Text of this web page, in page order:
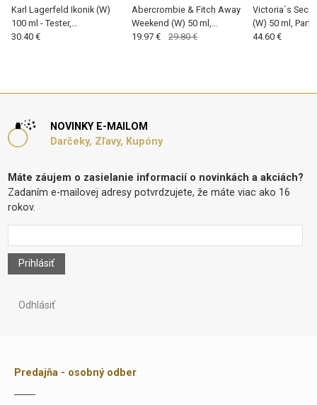
Karl Lagerfeld Ikonik (W)
100 ml - Tester,
Parfumovaná voda
30.40 €
Abercrombie & Fitch Away
Weekend (W) 50 ml,
Parfumovaná voda
19.97 € 29.80 €
Victoria´s
(W) 50 ml,
voda
44.60 €
NOVINKY E-MAILOM
Darčeky, Zľavy, Kupóny
Máte záujem o zasielanie informacií o novinkách a akciách?
Zadaním e-mailovej adresy potvrdzujete, že máte viac ako 16
rokov.
Prihlásiť
Odhlásiť
Predajňa - osobný odber